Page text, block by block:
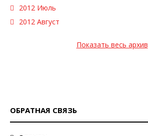
2012 Июль
2012 Август
Показать весь архив
ОБРАТНАЯ СВЯЗЬ